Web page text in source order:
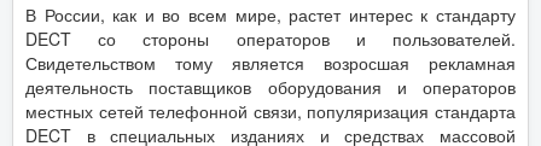
В России, как и во всем мире, растет интерес к стандарту
DECT со стороны операторов и пользователей.
Свидетельством тому является возросшая рекламная
деятельность поставщиков оборудования и операторов
местных сетей телефонной связи, популяризация стандарта
DECT в специальных изданиях и средствах массовой